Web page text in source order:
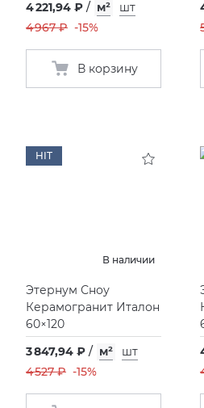
4 221,94 ₽ / м²
шт
4 967 ₽ -15%
В корзину
HIT
В наличии
Этернум Сноу
Керамогранит Италон
60×120
3 847,94 ₽ / м²
шт
4 527 ₽ -15%